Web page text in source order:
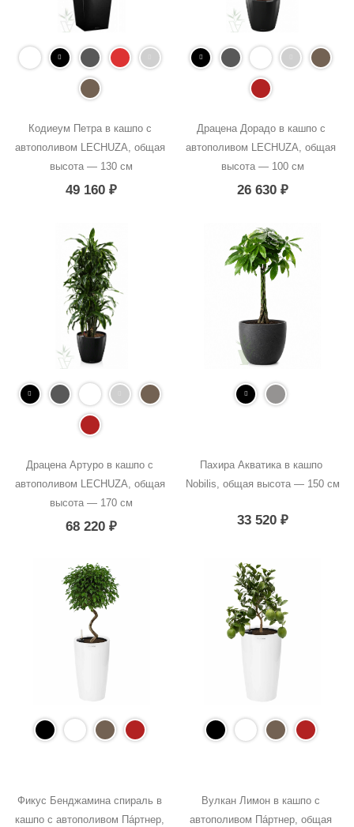
Кодиеум Петра в кашпо с
автополивом LECHUZA, общая
высота — 130 см
49 160₽
Драцена Дорадо в кашпо с
автополивом LECHUZA, общая
высота — 100 см
26 630 ₽
Драцена Артуро в кашпо с
автополивом LECHUZA, общая
высота — 170 см
68 220₽
Пахира Акватика в кашпо
Nobilis, общая высота — 150 см
33 520 ₽
Фикус Бенджамина спираль в
кашпо с автополивом Пáртнер,
Вулкан Лимон в кашпо с
автополивом Пáртнер, общая